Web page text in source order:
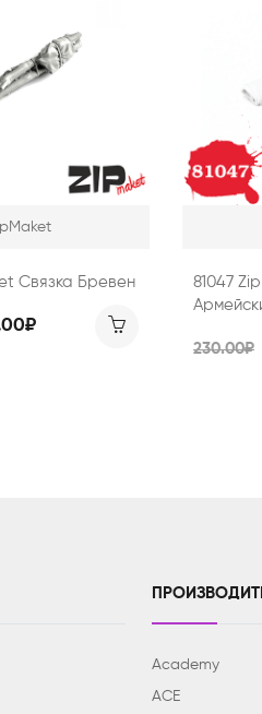
Связка Бревен
81047
230.00₽
Academy
ACE